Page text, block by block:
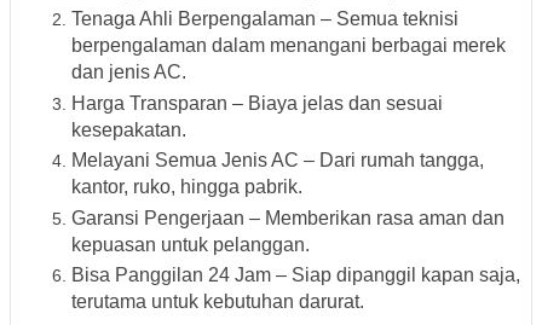
Tenaga Ahli Berpengalaman – Semua teknisi
berpengalaman dalam menangani berbagai merek
dan jenis AC.
Harga Transparan – Biaya jelas dan sesuai
kesepakatan.
Melayani Semua Jenis AC – Dari rumah tangga,
kantor, ruko, hingga pabrik.
Garansi Pengerjaan – Memberikan rasa aman dan
kepuasan untuk pelanggan.
Bisa Panggilan 24 Jam – Siap dipanggil kapan saja,
terutama untuk kebutuhan darurat.